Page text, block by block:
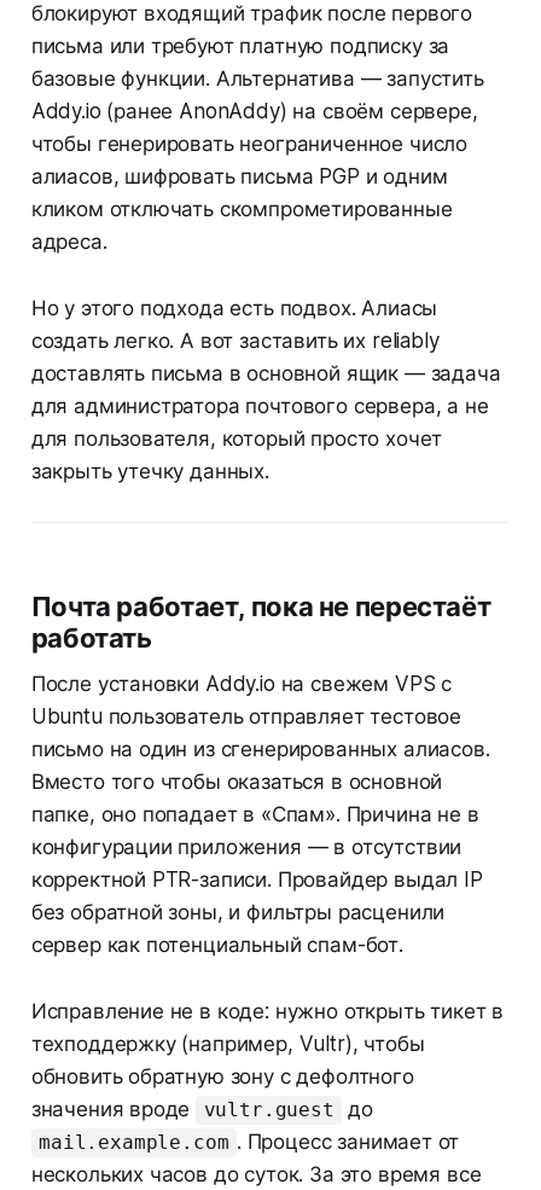
блокируют входящий трафик после первого
письма или требуют платную подписку за
базовые функции. Альтернатива — запустить
Addy.io (ранее AnonAddy) на своём сервере,
чтобы генерировать неограниченное число
алиасов, шифровать письма PGP и одним
кликом отключать скомпрометированные
адреса.
Но у этого подхода есть подвох. Алиасы
создать легко. А вот заставить их reliably
доставлять письма в основной ящик — задача
для администратора почтового сервера, а не
для пользователя, который просто хочет
закрыть утечку данных.
Почта работает, пока не перестаёт
работать
После установки Addy.io на свежем VPS с
Ubuntu пользователь отправляет тестовое
письмо на один из сгенерированных алиасов.
Вместо того чтобы оказаться в основной
папке, оно попадает в «Спам». Причина не в
конфигурации приложения — в отсутствии
корректной PTR-записи. Провайдер выдал IP
без обратной зоны, и фильтры расценили
сервер как потенциальный спам-бот.
Исправление не в коде: нужно открыть тикет в
техподдержку (например, Vultr), чтобы
обновить обратную зону с дефолтного
значения вроде
vultr.guest до
mail.example.com . Процесс занимает от
нескольких часов до суток. За это время все